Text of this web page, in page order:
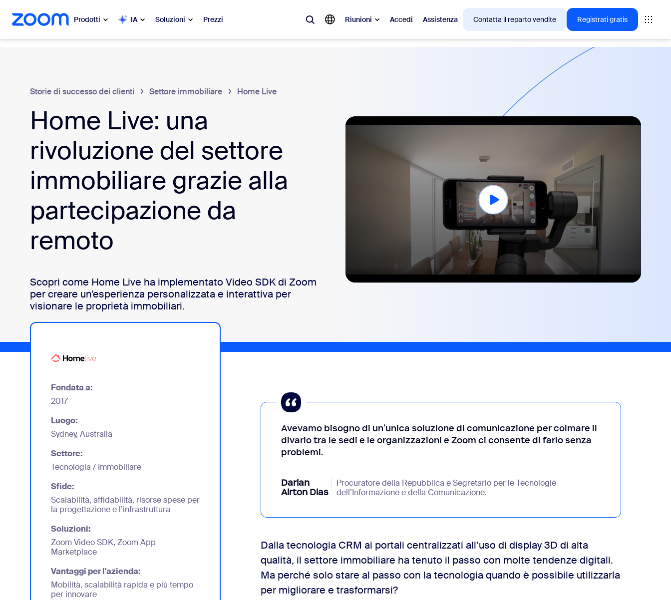
principale
di assistenza Prodotti IA Soluzioni Prezzi Riunioni Accedi Assistenza Contatta il reparto vendite Registrati gratis
Zoom Workplace
Servizi aziendali Zoom
Zoom CX
Sviluppatori
App e integrazioni
Phone
Contact Center Approfondimenti CX
Bonsai
Storie di successo dei clienti Settore immobiliare Home Live
Home Live: una
rivoluzione del settore
immobiliare grazie alla
partecipazione da
remoto
Scopri come Home Live ha implementato Video SDK di Zoom
per creare un’esperienza personalizzata e interattiva per
visionare le proprietà immobiliari.
90%
Fondata a:
2017
Luogo:
Sydney, Australia
Settore:
Tecnologia / Immobiliare
Sfide:
Scalabilità, affidabilità, risorse spese per
la progettazione e l’infrastruttura
Soluzioni:
Zoom Video SDK, Zoom App
Marketplace
Vantaggi per l'azienda:
Mobilità, scalabilità rapida e più tempo
per innovare
Avevamo bisogno di un’unica soluzione di comunicazione per colmare il
divario tra le sedi e le organizzazioni e Zoom ci consente di farlo senza
problemi.
Darlan
Airton Dias
Procuratore della Repubblica e Segretario per le Tecnologie
dell’Informazione e della Comunicazione.
Dalla tecnologia CRM ai portali centralizzati all’uso di display 3D di alta
qualità, il settore immobiliare ha tenuto il passo con molte tendenze digitali.
Ma perché solo stare al passo con la tecnologia quando è possibile utilizzarla
per migliorare e trasformarsi?